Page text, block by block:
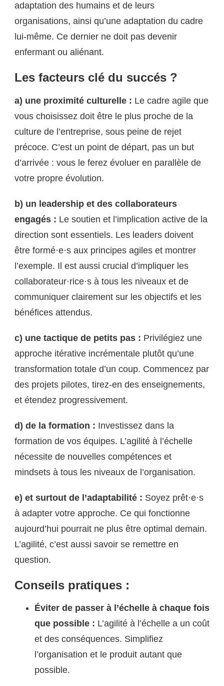
adaptation des humains et de leurs
organisations, ainsi qu’une adaptation du cadre
lui-même. Ce dernier ne doit pas devenir
enfermant ou aliénant.
Les facteurs clé du succés ?
a) une proximité culturelle : Le cadre agile que
vous choisissez doit être le plus proche de la
culture de l’entreprise, sous peine de rejet
précoce. C’est un point de départ, pas un but
d’arrivée : vous le ferez évoluer en parallèle de
votre propre évolution.
b) un leadership et des collaborateurs
engagés : Le soutien et l’implication active de la
direction sont essentiels. Les leaders doivent
être formé·e·s aux principes agiles et montrer
l’exemple. Il est aussi crucial d’impliquer les
collaborateur·rice·s à tous les niveaux et de
communiquer clairement sur les objectifs et les
bénéfices attendus.
c) une tactique de petits pas : Privilégiez une
approche itérative incrémentale plutôt qu’une
transformation totale d’un coup. Commencez par
des projets pilotes, tirez-en des enseignements,
et étendez progressivement.
d) de la formation : Investissez dans la
formation de vos équipes. L’agilité à l’échelle
nécessite de nouvelles compétences et
mindsets à tous les niveaux de l’organisation.
e) et surtout de l’adaptabilité : Soyez prêt·e·s
à adapter votre approche. Ce qui fonctionne
aujourd’hui pourrait ne plus être optimal demain.
L’agilité, c’est aussi savoir se remettre en
question.
Conseils pratiques :
Éviter de passer à l’échelle à chaque fois
que possible : L’agilité à l’échelle a un coût
et des conséquences. Simplifiez
l’organisation et le produit autant que
possible.